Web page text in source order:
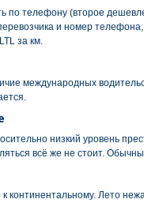
по телефону (второе
и номер
за км.
международных
низкий уровень
всё же не стоит.
континентальному. Лето